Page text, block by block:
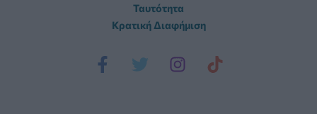
Ταυτότητα
Κρατική Διαφήμιση